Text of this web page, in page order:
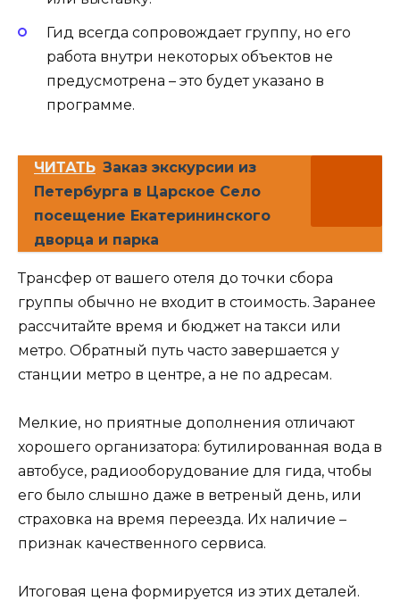
Гид всегда сопровождает группу, но его
работа внутри некоторых объектов не
предусмотрена – это будет указано в
программе.
ЧИТАТЬ Заказ экскурсии из
Петербурга в Царское Село
посещение Екатерининского
дворца и парка
Трансфер от вашего отеля до точки сбора
группы обычно не входит в стоимость. Заранее
рассчитайте время и бюджет на такси или
метро. Обратный путь часто завершается у
станции метро в центре, а не по адресам.
Мелкие, но приятные дополнения отличают
хорошего организатора: бутилированная вода в
автобусе, радиооборудование для гида, чтобы
его было слышно даже в ветреный день, или
страховка на время переезда. Их наличие –
признак качественного сервиса.
Итоговая цена формируется из этих деталей.